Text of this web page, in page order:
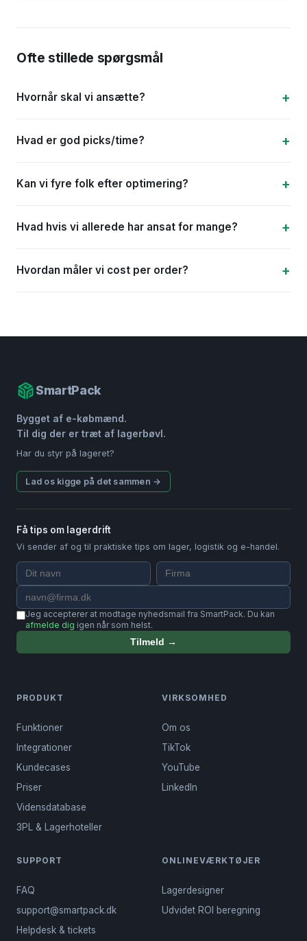
Ofte stillede spørgsmål
Hvornår skal vi ansætte?
Hvad er god picks/time?
Kan vi fyre folk efter optimering?
Hvad hvis vi allerede har ansat for mange?
Hvordan måler vi cost per order?
SmartPack
Bygget af e-købmænd.
Til dig der er træt af lagerbøvl.
Har du styr på lageret?
Lad os kigge på det sammen →
Få tips om lagerdrift
Vi sender af og til praktiske tips om lager, logistik og e-handel.
Jeg accepterer at modtage nyhedsmail fra SmartPack. Du kan
afmelde dig igen når som helst.
Tilmeld →
PRODUKT
Funktioner
Integrationer
Kundecases
Priser
Vidensdatabase
3PL & Lagerhoteller
VIRKSOMHED
Om os
TikTok
YouTube
LinkedIn
SUPPORT
FAQ
support@smartpack.dk
Helpdesk & tickets
ONLINEVÆRKTØJER
Lagerdesigner
Udvidet ROI beregning